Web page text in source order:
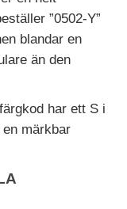
”0502-Y”
blandar en
än den
har ett S i
märkbar